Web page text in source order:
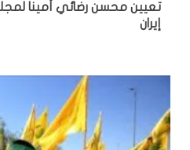
تعيين محسن رضائي أمينا
إيران